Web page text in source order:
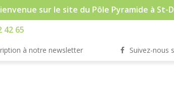
sur le site du Pôle Pyramide à St-
42 65
à notre newsletter Suivez-nous